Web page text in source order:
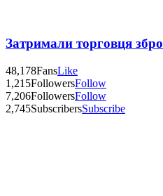
Затримали торговця
48,178FansLike
1,215FollowersFollow
7,206FollowersFollow
2,745SubscribersSubscribe